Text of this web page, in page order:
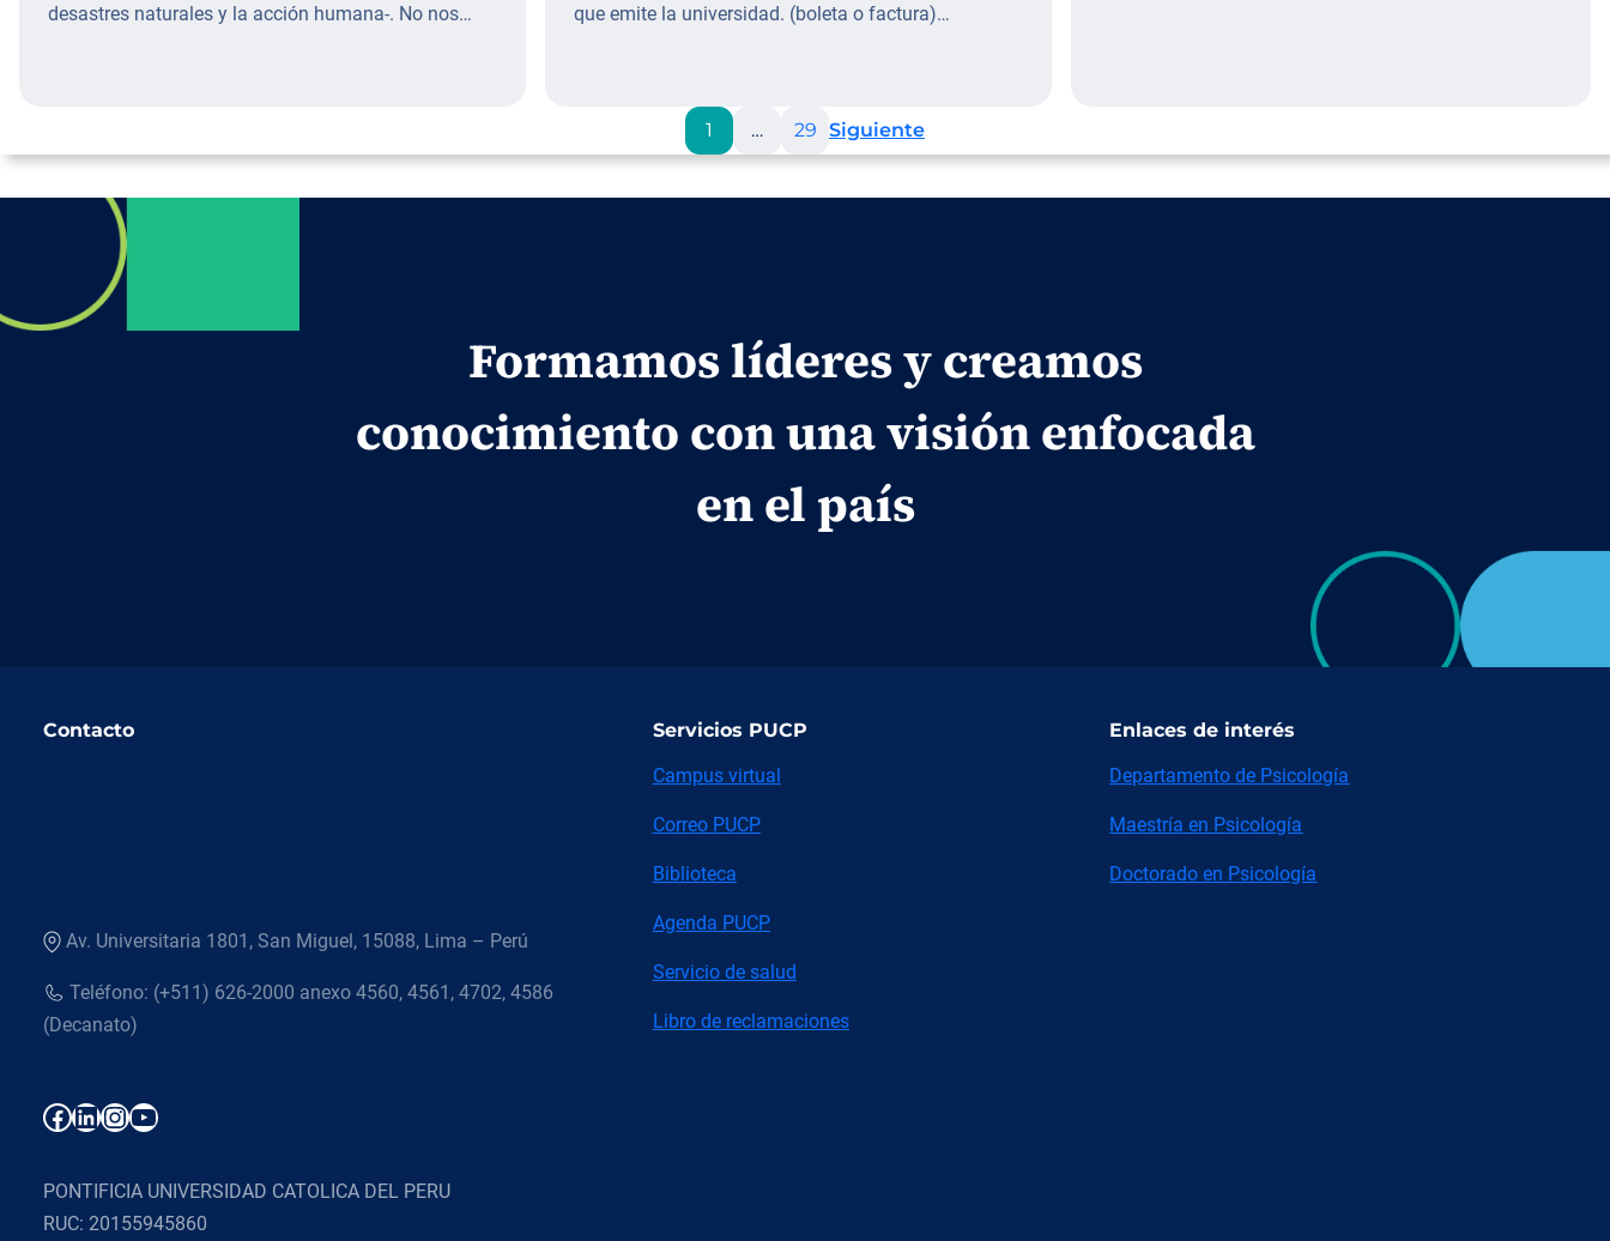
desastres naturales y la acción humana-. No nos…
que emite la universidad. (boleta o factura)…
1 … 29 Siguiente
Formamos líderes y creamos
conocimiento con una visión enfocada
en el país
Contacto
Av. Universitaria 1801, San Miguel, 15088, Lima – Perú
Teléfono: (+511) 626-2000 anexo 4560, 4561, 4702, 4586
(Decanato)
Facebook LinkedIn InstagramYouTube
PONTIFICIA UNIVERSIDAD CATOLICA DEL PERU
RUC: 20155945860
Servicios PUCP
Campus virtual
Correo PUCP
Biblioteca
Agenda PUCP
Servicio de salud
Libro de reclamaciones
Enlaces de interés
Departamento de Psicología
Maestría en Psicología
Doctorado en Psicología